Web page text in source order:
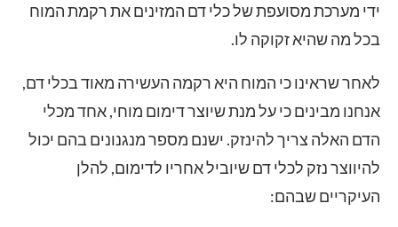
ידי מערכת מסועפת של כלי דם המזינים את רקמת המוח
בכל מה שהיא זקוקה לו.
לאחר שראינו כי המוח היא רקמה העשירה מאוד בכלי דם,
אנחנו מבינים כי על מנת שיוצר דימום מוחי, אחד מכלי
הדם האלה צריך להינזק. ישנם מספר מנגנונים בהם יכול
להיווצר נזק לכלי דם שיוביל אחריו לדימום, להלן
העיקריים שבהם: